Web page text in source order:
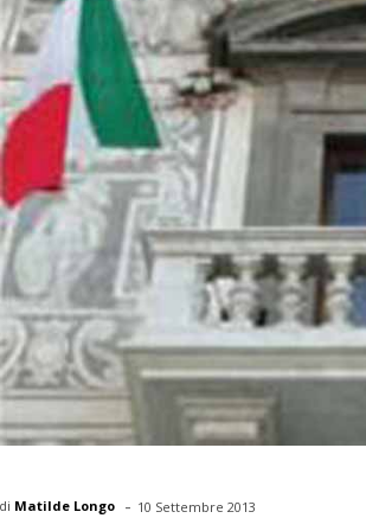
di Matilde Longo - 10 Settembre 2013